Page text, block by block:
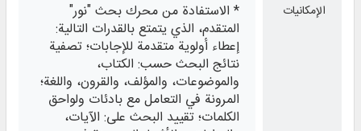
الإمكانيات
* الاستفادة من محرك بحث "نور"
المتقدم، الذي يتمتع بالقدرات التالية:
إعطاء أولوية متقدمة للإجابات؛ تصفية
نتائج البحث حسب: الكتاب،
والموضوعات، والمؤلف، والقرون، واللغة؛
المرونة في التعامل مع بادئات ولواحق
الكلمات؛ تقييد البحث على: الآيات،